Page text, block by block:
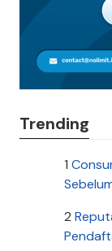
Trending
1
2